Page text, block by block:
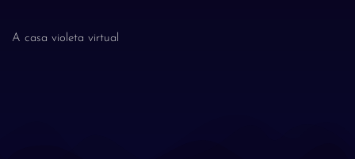
A casa violeta virtual